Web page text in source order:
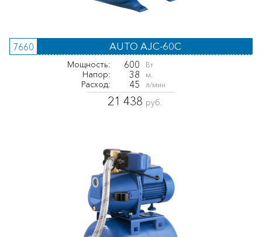
7660 AUTO AJC-60C
Мощность: 600 Вт
Напор: 38 м.
Расход: 45 л/мин
21 438 руб.